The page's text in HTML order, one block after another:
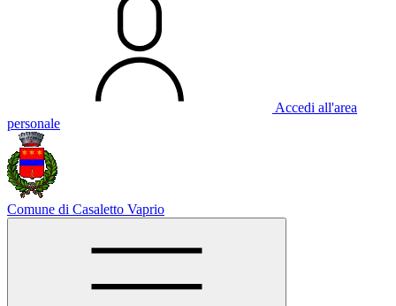
Accedi all'area
personale
Comune di Casaletto Vaprio